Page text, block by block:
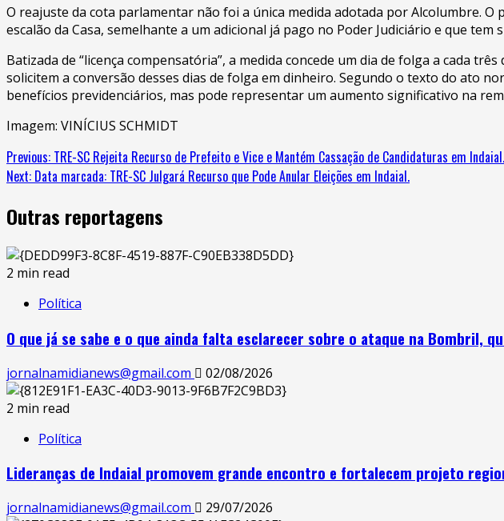
O reajuste da cota parlamentar não foi a única medida adotada por Alcolumbre.
escalão da Casa, semelhante a um adicional já pago no Poder Judiciário e que
Batizada de “licença compensatória”, a medida concede um dia de folga a cada
solicitem a conversão desses dias de folga em dinheiro. Segundo o texto do ato
benefícios previdenciários, mas pode representar um aumento significativo na
Imagem: VINÍCIUS SCHMIDT
Previous: TRE-SC Rejeita Recurso de Prefeito e Vice e Mantém Cassação de Candidaturas em Indaial.
Next: Data marcada: TRE-SC Julgará Recurso que Pode Anular Eleições em Indaial.
Outras reportagens
2 min read
Política
O que já se sabe e o que ainda falta esclarecer sobre o ataque na Bombril,
jornalnamidianews@gmail.com
02/08/2026
2 min read
Política
Lideranças de Indaial promovem grande encontro e fortalecem projeto
jornalnamidianews@gmail.com
29/07/2026